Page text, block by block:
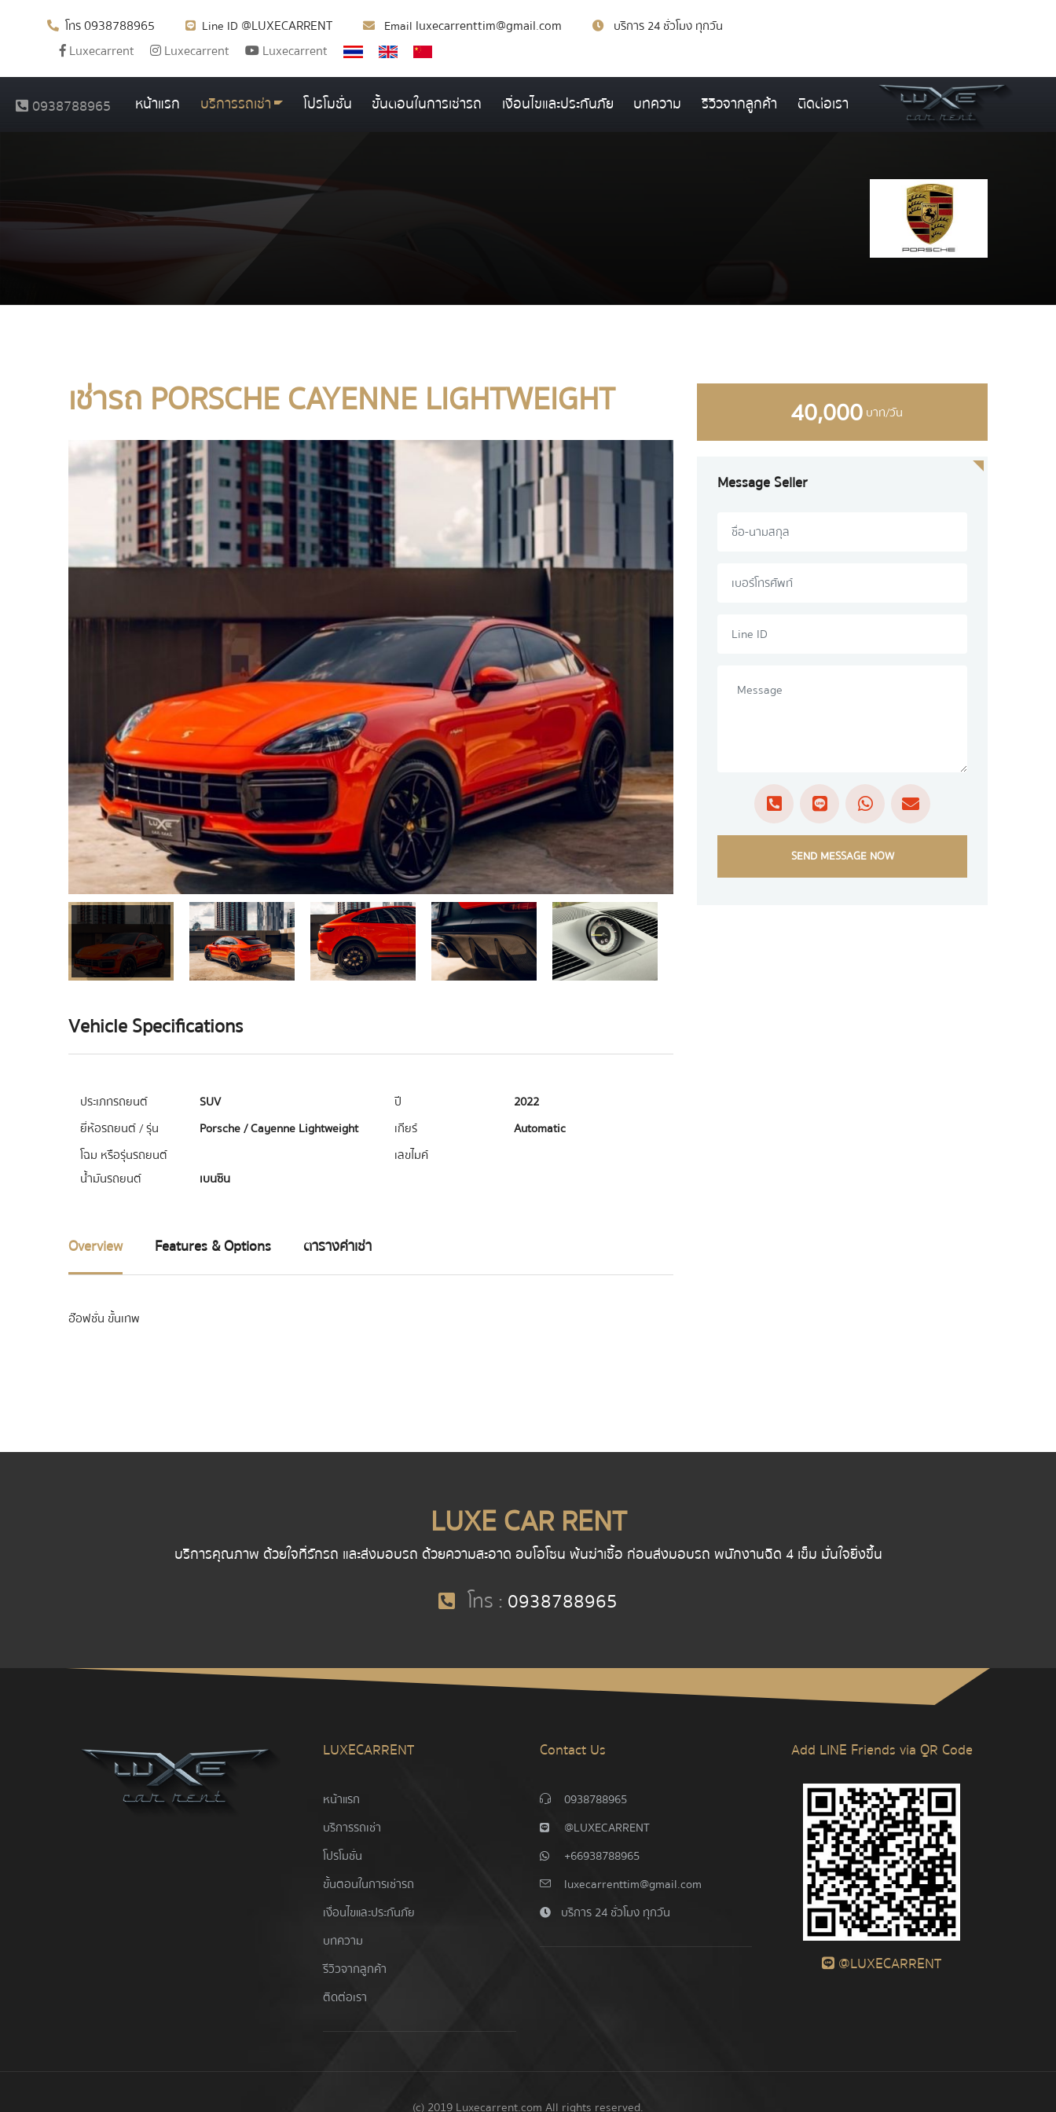
โทร0938788965 Line ID @LUXECARRENT Email luxecarrenttim@gmail.com บริการ 24 ชั่วโมง ทุกวัน
Luxecarrent Luxecarrent Luxecarrent
0938788965 หน้าแรก บริการรถเช่า โปรโมชั่น ขั้นตอนในการเช่ารถ เงื่อนไขและประกันภัย บทความ รีวิวจากลูกค้า ติดต่อเรา
เช่ารถ PORSCHE CAYENNE LIGHTWEIGHT
Vehicle Specifications
ประเภทรถยนต์
SUV
ยี่ห้อรถยนต์ / รุ่น
Porsche / Cayenne Lightweight
โฉม หรือรุ่นรถยนต์
น้ำมันรถยนต์
เบนซิน
ปี
2022
เกียร์
Automatic
เลขไมค์
Overview Features & Options ตารางค่าเช่า
อ๊อฟชั่น ขั้นเทพ
40,000บาท/วัน
Message Seller
SEND MESSAGE NOW
LUXE CAR RENT
บริการคุณภาพ ด้วยใจที่รักรถ และส่งมอบรถ ด้วยความสะอาด อบโอโซน พ้นฆ่าเชื้อ ก่อนส่งมอบรถ พนักงานฉีด 4 เข็ม มั่นใจยิ่งขึ้น
โทร : 0938788965
LUXECARRENT
หน้าแรก
บริการรถเช่า
โปรโมชั่น
ขั้นตอนในการเช่ารถ
เงื่อนไขและประกันภัย
บทความ
รีวิวจากลูกค้า
ติดต่อเรา
Contact Us
0938788965
@LUXECARRENT
+66938788965
luxecarrenttim@gmail.com
บริการ 24 ชั่วโมง ทุกวัน
Add LINE Friends via QR Code
@LUXECARRENT
(c) 2019 Luxecarrent.com All rights reserved.